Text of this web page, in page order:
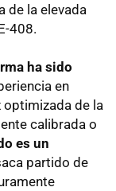
de la elevada
408.
ha sido
en
de la
calibrada o
es un
partido de